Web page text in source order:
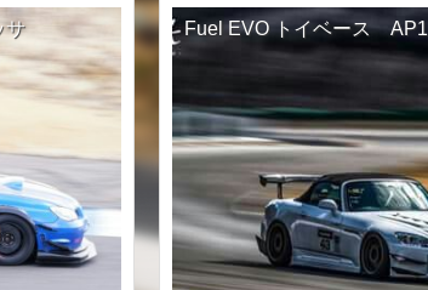
サ Fuel EVO トイベース AP1